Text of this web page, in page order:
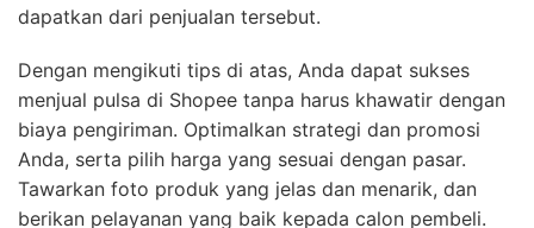
dapatkan dari penjualan tersebut.
Dengan mengikuti tips di atas, Anda dapat sukses
menjual pulsa di Shopee tanpa harus khawatir dengan
biaya pengiriman. Optimalkan strategi dan promosi
Anda, serta pilih harga yang sesuai dengan pasar.
Tawarkan foto produk yang jelas dan menarik, dan
berikan pelayanan yang baik kepada calon pembeli.